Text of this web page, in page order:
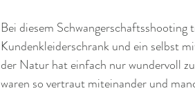
Bei diesem
Kundenkleiderschrank und ein selbst
der Natur hat einfach nur wundervoll
waren so vertraut miteinander und